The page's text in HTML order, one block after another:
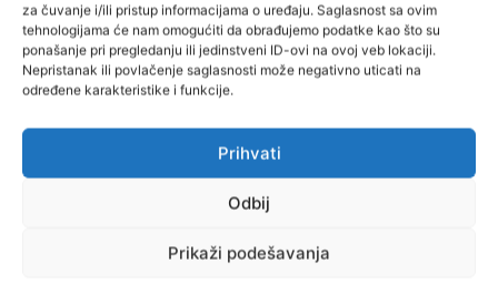
za čuvanje i/ili pristup informacijama o uređaju. Saglasnost sa ovim
tehnologijama će nam omogućiti da obrađujemo podatke kao što su
ponašanje pri pregledanju ili jedinstveni ID-ovi na ovoj veb lokaciji.
Nepristanak ili povlačenje saglasnosti može negativno uticati na
određene karakteristike i funkcije.
Prihvati
Odbij
Prikaži podešavanja
Pinterest